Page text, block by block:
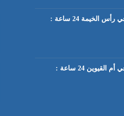
كهربائي منازل في رأس الخيمة 24 ساعة :
كهربائي منازل في أم القيوين 24 ساعة :